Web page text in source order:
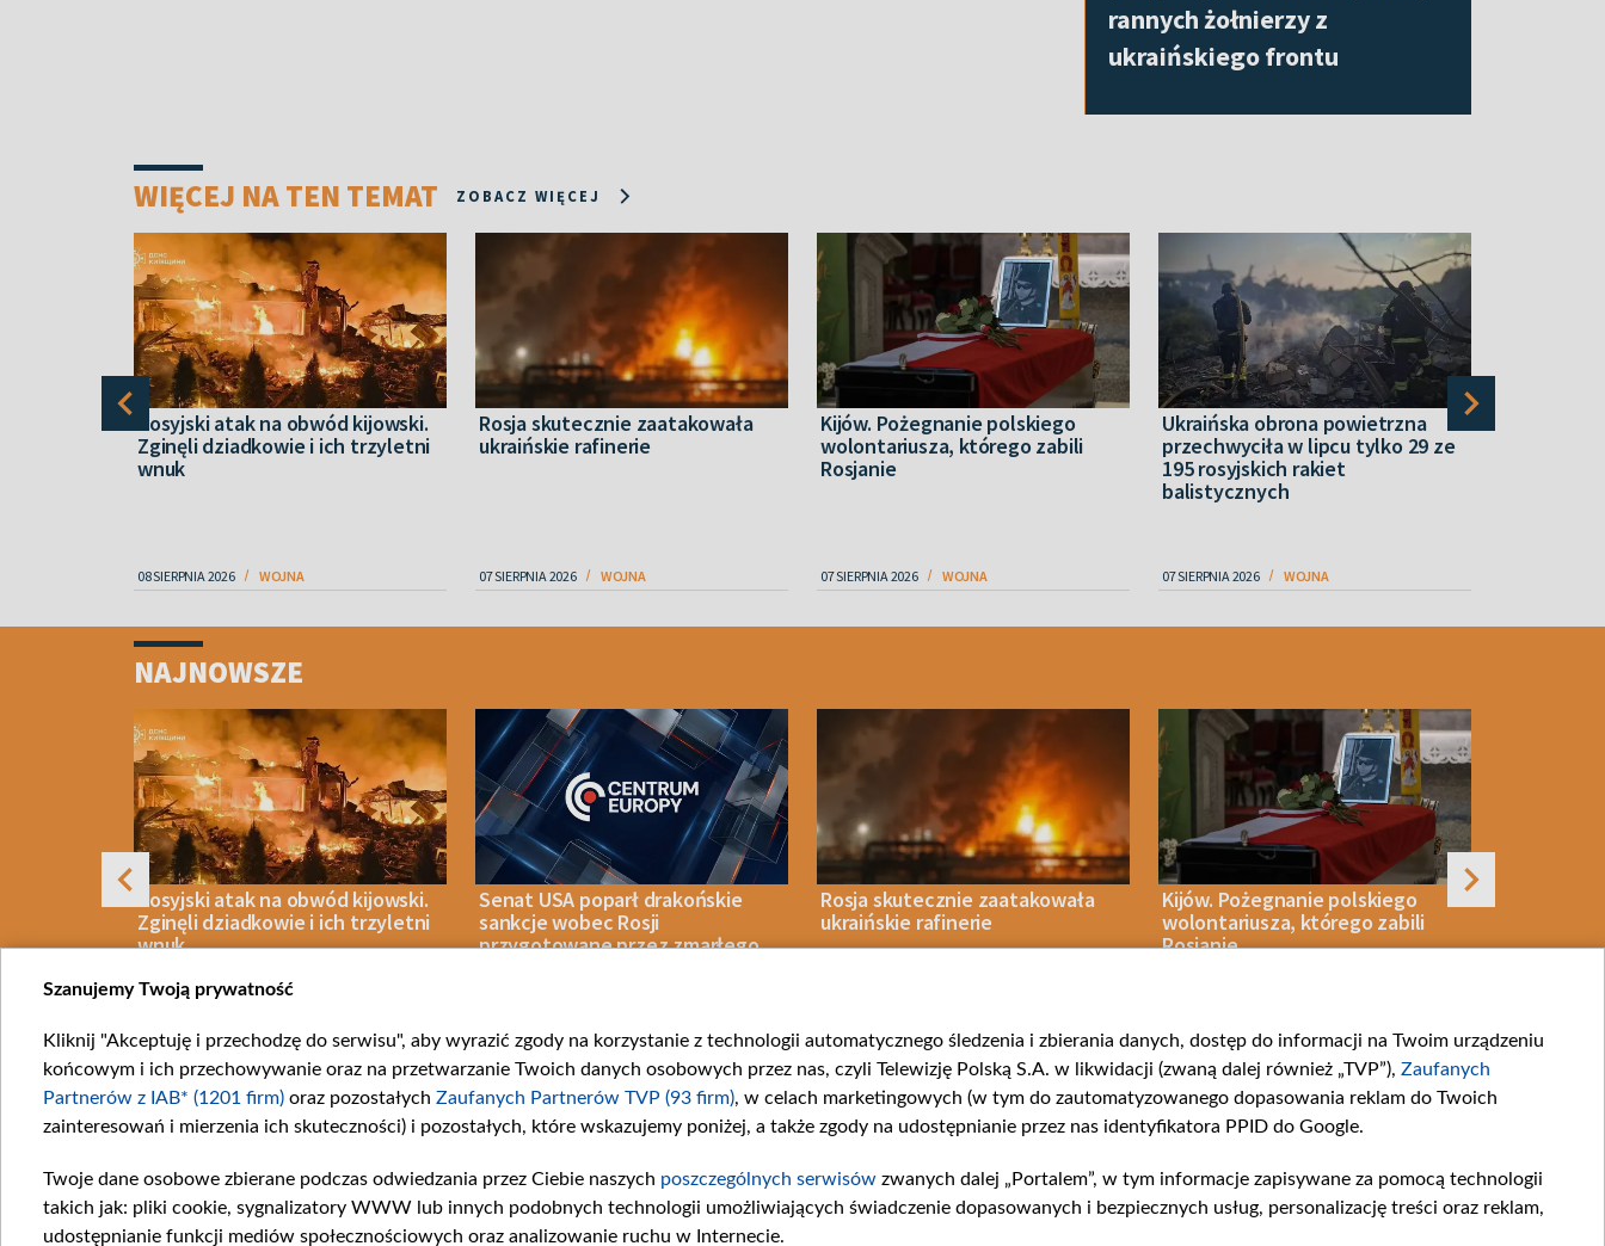
rannych żołnierzy z
ukraińskiego frontu
WIĘCEJ NA TEN TEMAT ZOBACZ WIĘCEJ
Rosyjski atak na obwód kijowski.
Zginęli dziadkowie i ich trzyletni
wnuk
08 SIERPNIA 2026 WOJNA
Rosja skutecznie zaatakowała
ukraińskie rafinerie
07 SIERPNIA 2026 WOJNA
Kijów. Pożegnanie polskiego
wolontariusza, którego zabili
Rosjanie
07 SIERPNIA 2026 WOJNA
Ukraińska obrona powietrzna
przechwyciła w lipcu tylko 29 ze
195 rosyjskich rakiet
balistycznych
07 SIERPNIA 2026 WOJNA
NAJNOWSZE
Patrioty
Rosyjski atak na obwód kijowski.
Zginęli dziadkowie i ich trzyletni
wnuk
08 SIERPNIA 2026 WOJNA
Senat USA poparł drakońskie
sankcje wobec Rosji
przygotowane przez zmarłego
07 SIERPNIA 2026 BIZNES
Rosja skutecznie zaatakowała
ukraińskie rafinerie
07 SIERPNIA 2026 WOJNA
Kijów. Pożegnanie polskiego
wolontariusza, którego zabili
Rosjanie
07 SIERPNIA 2026 WOJNA
195
07 SIERPNIA 2026
Item
1
10
Kategorie
Wiadomości
Centrum Europy
O nas
Serwisy partnerskie
Moje zgody
Szanujemy Twoją prywatność
Kliknij "Akceptuję i przechodzę do serwisu", aby wyrazić zgody na korzystanie z technologii automatycznego śledzenia i zbierania danych, dostęp do informacji na Twoim urządzeniu
końcowym i ich przechowywanie oraz na przetwarzanie Twoich danych osobowych przez nas, czyli Telewizję Polską S.A. w likwidacji (zwaną dalej również „TVP”), Zaufanych
Partnerów z IAB* (1201 firm) oraz pozostałych Zaufanych Partnerów TVP (93 firm), w celach marketingowych (w tym do zautomatyzowanego dopasowania reklam do Twoich
zainteresowań i mierzenia ich skuteczności) i pozostałych, które wskazujemy poniżej, a także zgody na udostępnianie przez nas identyfikatora PPID do Google.
Twoje dane osobowe zbierane podczas odwiedzania przez Ciebie naszych poszczególnych serwisów zwanych dalej „Portalem”, w tym informacje zapisywane za pomocą technologii
takich jak: pliki cookie, sygnalizatory WWW lub innych podobnych technologii umożliwiających świadczenie dopasowanych i bezpiecznych usług, personalizację treści oraz reklam,
udostępnianie funkcji mediów społecznościowych oraz analizowanie ruchu w Internecie.